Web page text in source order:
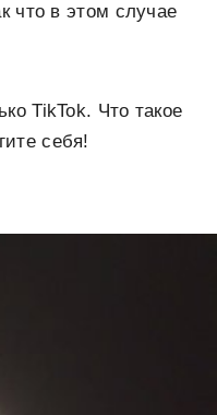
что в этом случае
TikTok. Что такое
себя!